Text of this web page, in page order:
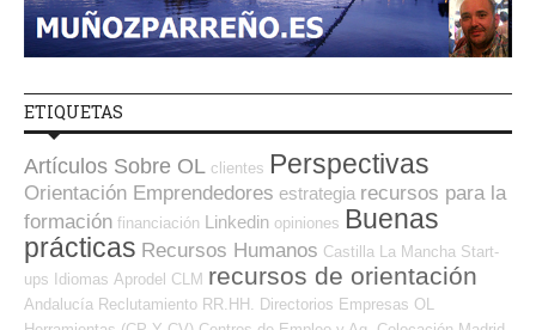
ETIQUETAS
Artículos Sobre OL clientes Perspectivas
Orientación Emprendedores estrategia recursos para la
formación financiación Linkedin opiniones Buenas
prácticas Recursos Humanos Castilla La Mancha Start-
ups
Idiomas Aprodel CLM recursos de orientación
Andalucía Reclutamiento RR.HH. Directorios Empresas OL